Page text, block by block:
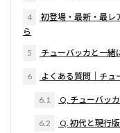
4
初登場・最新・最レ
ら
5 チューバッカと一緒
6 よくある質問｜チュ
6.1 Q. チューバッ
6.2 Q. 初代と現行